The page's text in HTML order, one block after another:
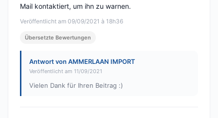
Veröffentlicht am 09/09/2021 à 18h36
Mail kontaktiert, um ihn zu warnen.
Übersetzte Bewertungen
Antwort von AMMERLAAN IMPORT
Veröffentlicht am 11/09/2021
Vielen Dank für Ihren Beitrag :)